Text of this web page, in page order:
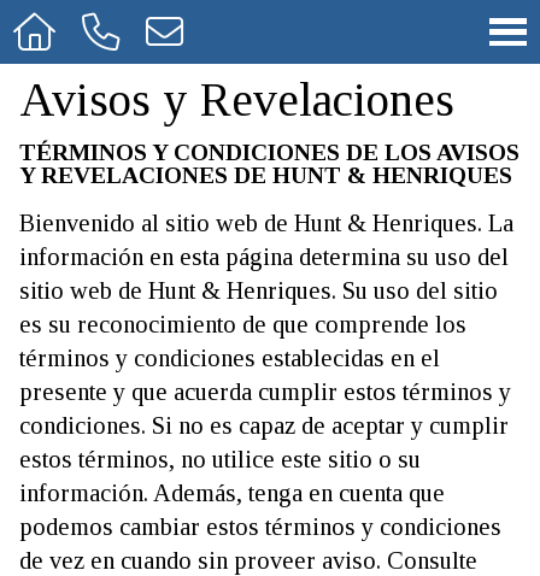
Avisos y Revelaciones
TÉRMINOS Y CONDICIONES DE LOS AVISOS
Y REVELACIONES DE HUNT & HENRIQUES
Bienvenido al sitio web de Hunt & Henriques. La
información en esta página determina su uso del
sitio web de Hunt & Henriques. Su uso del sitio
es su reconocimiento de que comprende los
términos y condiciones establecidas en el
presente y que acuerda cumplir estos términos y
condiciones. Si no es capaz de aceptar y cumplir
estos términos, no utilice este sitio o su
información. Además, tenga en cuenta que
podemos cambiar estos términos y condiciones
de vez en cuando sin proveer aviso. Consulte